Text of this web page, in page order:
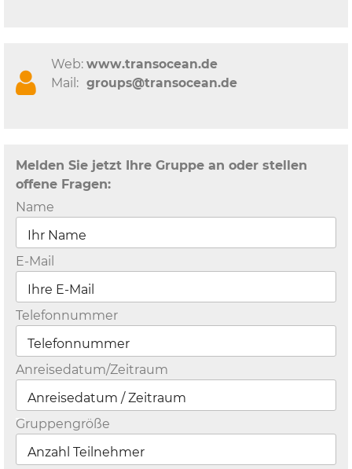
Web: www.transocean.de
Mail: groups@transocean.de
Melden Sie jetzt Ihre Gruppe an oder stellen
offene Fragen:
Name
E-Mail
Telefonnummer
Anreisedatum/Zeitraum
Gruppengröße